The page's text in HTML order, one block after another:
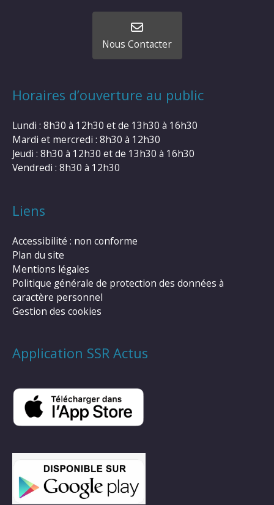
Nous Contacter
Horaires d’ouverture au public
Lundi : 8h30 à 12h30 et de 13h30 à 16h30
Mardi et mercredi : 8h30 à 12h30
Jeudi : 8h30 à 12h30 et de 13h30 à 16h30
Vendredi : 8h30 à 12h30
Liens
Accessibilité : non conforme
Plan du site
Mentions légales
Politique générale de protection des données à
caractère personnel
Gestion des cookies
Application SSR Actus